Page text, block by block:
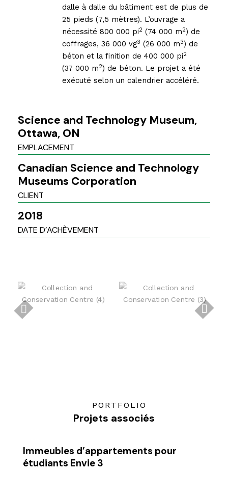
dalle à dalle du bâtiment est de plus de
25 pieds (7,5 mètres). L’ouvrage a
nécessité 800 000 pi2 (74 000 m2) de
coffrages, 36 000 vg3 (26 000 m3) de
béton et la finition de 400 000 pi2
(37 000 m2) de béton. Le projet a été
exécuté selon un calendrier accéléré.
Science and Technology Museum,
Ottawa, ON
EMPLACEMENT
Canadian Science and Technology
Museums Corporation
CLIENT
2018
DATE D’ACHÈVEMENT
PORTFOLIO
Projets associés
Immeubles d’appartements pour
étudiants Envie 3